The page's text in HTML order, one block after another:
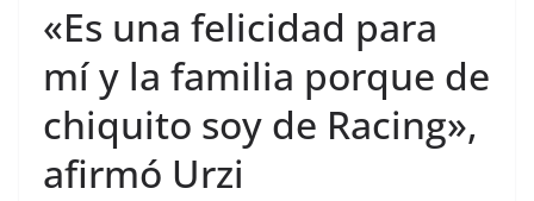
«Es una felicidad para
mí y la familia porque de
chiquito soy de Racing»,
afirmó Urzi